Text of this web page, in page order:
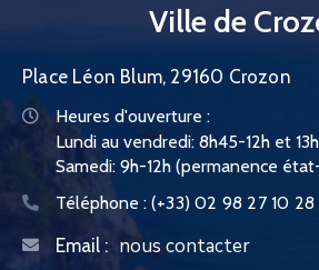
Ville de
Place Léon Blum, 29160 Crozon
Heures d'ouverture :
Lundi au vendredi: 8h45-12h et
Samedi: 9h-12h (permanence
Téléphone : (+33) 02 98 27 10 28
Email : nous contacter